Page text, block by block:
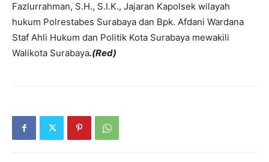
Fazlurrahman, S.H., S.I.K., Jajaran Kapolsek wilayah
hukum Polrestabes Surabaya dan Bpk. Afdani Wardana
Staf Ahli Hukum dan Politik Kota Surabaya mewakili
Walikota Surabaya.(Red)